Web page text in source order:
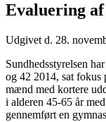
Evaluering
Udgivet d. 28.
Sundhedsstyrelsen
og 42 2014, sat fokus
mænd med kortere
i alderen 45-65 år
gennemført en